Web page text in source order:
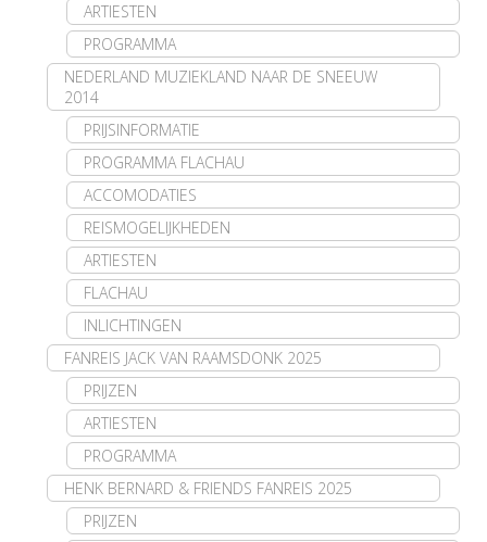
ARTIESTEN
PROGRAMMA
NEDERLAND MUZIEKLAND NAAR DE SNEEUW
2014
PRIJSINFORMATIE
PROGRAMMA FLACHAU
ACCOMODATIES
REISMOGELIJKHEDEN
ARTIESTEN
FLACHAU
INLICHTINGEN
FANREIS JACK VAN RAAMSDONK 2025
PRIJZEN
ARTIESTEN
PROGRAMMA
HENK BERNARD & FRIENDS FANREIS 2025
PRIJZEN